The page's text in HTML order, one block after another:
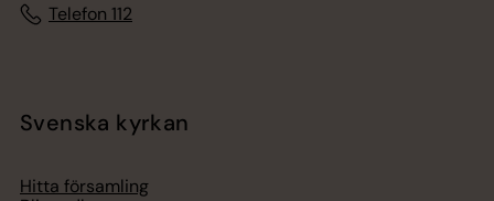
Telefon 112
Svenska kyrkan
Hitta församling